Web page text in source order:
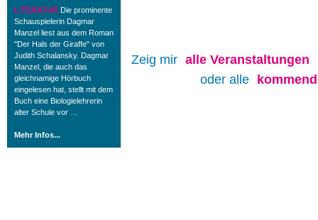
LITERATUR Die prominente
Schauspielerin Dagmar
Manzel liest aus dem Roman
"Der Hals der Giraffe" von
Judith Schalansky. Dagmar
Manzel, die auch das
gleichnamige Hörbuch
eingelesen hat, stellt mit dem
Buch eine Biologielehrerin
alter Schule vor …
Mehr Infos...
Zeig mir alle Veranstaltungen
oder alle